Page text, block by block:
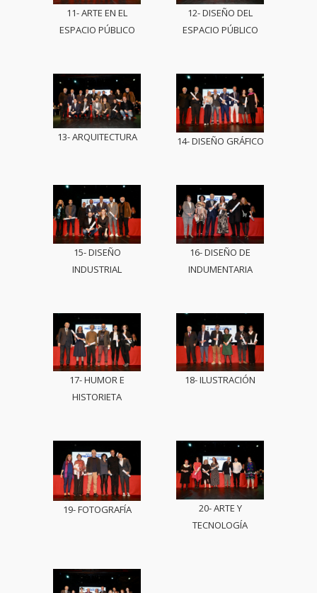
11- ARTE EN EL
ESPACIO PÚBLICO
12- DISEÑO DEL
ESPACIO PÚBLICO
13- ARQUITECTURA 14- DISEÑO GRÁFICO
15- DISEÑO
INDUSTRIAL
16- DISEÑO DE
INDUMENTARIA
17- HUMOR E
HISTORIETA
18- ILUSTRACIÓN
19- FOTOGRAFÍA
20- ARTE Y
TECNOLOGÍA